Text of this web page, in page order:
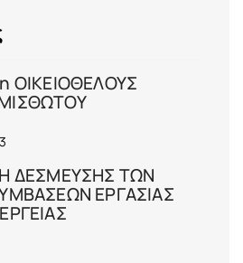
ΟΙΚΕΙΟΘΕΛΟΥΣ
ΔΕΣΜΕΥΣΗΣ ΤΩΝ
ΕΡΓΑΣΙΑΣ